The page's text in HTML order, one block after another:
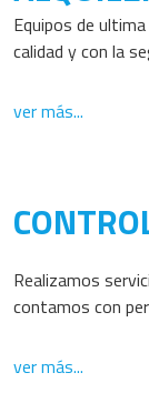
Equipos de
calidad y con la
ver más...
Realizamos
contamos con
ver más...